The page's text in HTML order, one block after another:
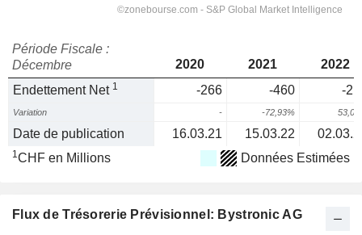
Période Fiscale :
Décembre
2020 2021
2022
Endettement Net 1 -266 -460 -
Variation - -72,93%
Date de publication 16.03.21 15.03.22
1CHF en Millions Données Estimées
Flux de Trésorerie Prévisionnel: Bystronic AG